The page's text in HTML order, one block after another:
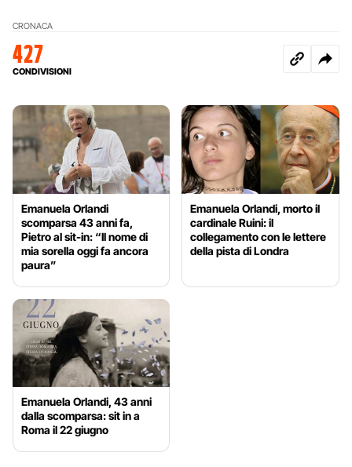
CRONACA
427
CONDIVISIONI
Emanuela Orlandi
scomparsa 43 anni fa,
Pietro al sit-in: “Il nome di
mia sorella oggi fa ancora
paura”
Emanuela Orlandi, morto il
cardinale Ruini: il
collegamento con le lettere
della pista di Londra
Emanuela Orlandi, 43 anni
dalla scomparsa: sit in a
Roma il 22 giugno